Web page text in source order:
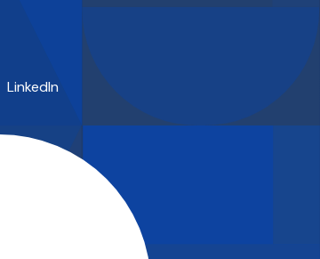
LinkedIn